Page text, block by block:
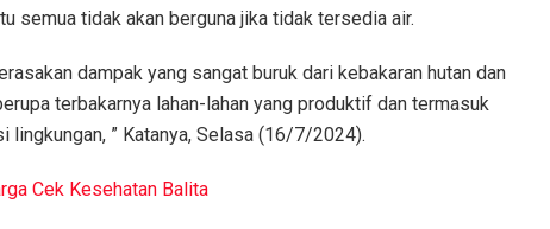
semua tidak akan berguna jika tidak tersedia air.
dampak yang sangat buruk dari kebakaran hutan dan
terbakarnya lahan-lahan yang produktif dan termasuk
” Katanya, Selasa (16/7/2024).
Cek Kesehatan Balita